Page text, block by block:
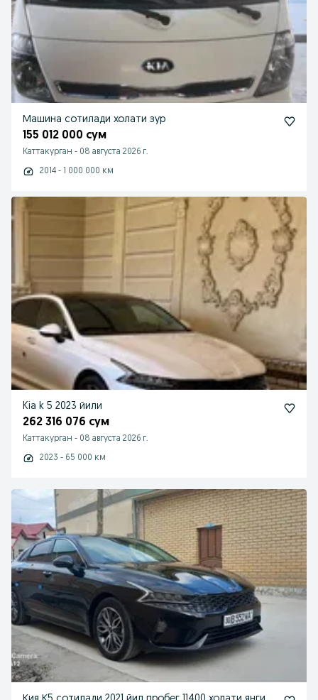
Машина сотилади холати зур
155 012 000 сум
Каттакурган - 08 августа 2026 г.
2014 - 1 000 000 км
Kia k 5 2023 йили
262 316 076 сум
Каттакурган - 08 августа 2026 г.
2023 - 65 000 км